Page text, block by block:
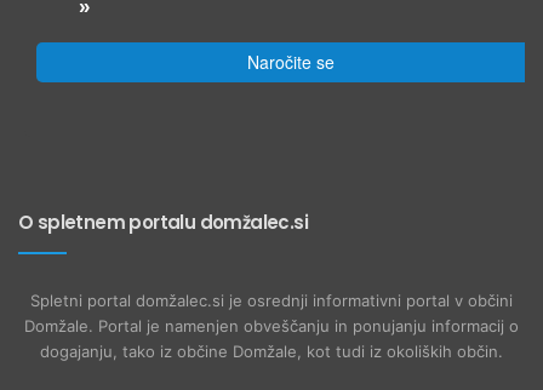
»
Naročite se
O spletnem portalu domžalec.si
Spletni portal domžalec.si je osrednji informativni portal v občini
Domžale. Portal je namenjen obveščanju in ponujanju informacij o
dogajanju, tako iz občine Domžale, kot tudi iz okoliških občin.